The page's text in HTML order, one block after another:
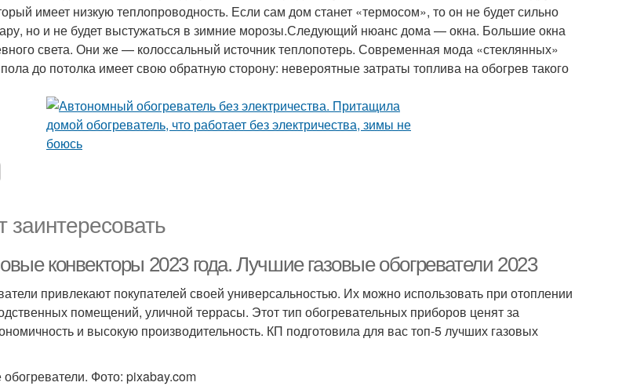
имеет низкую теплопроводность. Если сам дом станет «термосом», то он не будет сильно
но и не будет выстужаться в зимние морозы.Следующий нюанс дома — окна. Большие окна
света. Они же — колоссальный источник теплопотерь. Современная мода «стеклянных»
до потолка имеет свою обратную сторону: невероятные затраты топлива на обогрев такого
конвекторы 2023 года. Лучшие газовые обогреватели 2023
привлекают покупателей своей универсальностью. Их можно использовать при отоплении
помещений, уличной террасы. Этот тип обогревательных приборов ценят за
и высокую производительность. КП подготовила для вас топ-5 лучших газовых
Фото: pixabay.com